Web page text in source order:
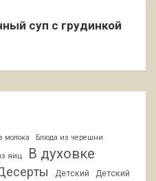
суп с грудинкой
молока Блюда из черешни
яиц В духовке
Детский
Детский